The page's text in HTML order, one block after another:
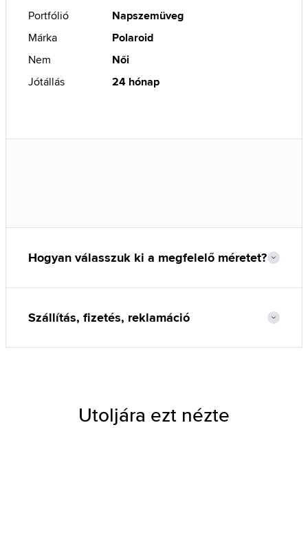
Portfólió
Napszemüveg
Márka
Polaroid
Nem
Női
Jótállás
24 hónap
Hogyan válasszuk ki a megfelelő méretet?
Szállítás, fizetés, reklamáció
Utoljára ezt nézte